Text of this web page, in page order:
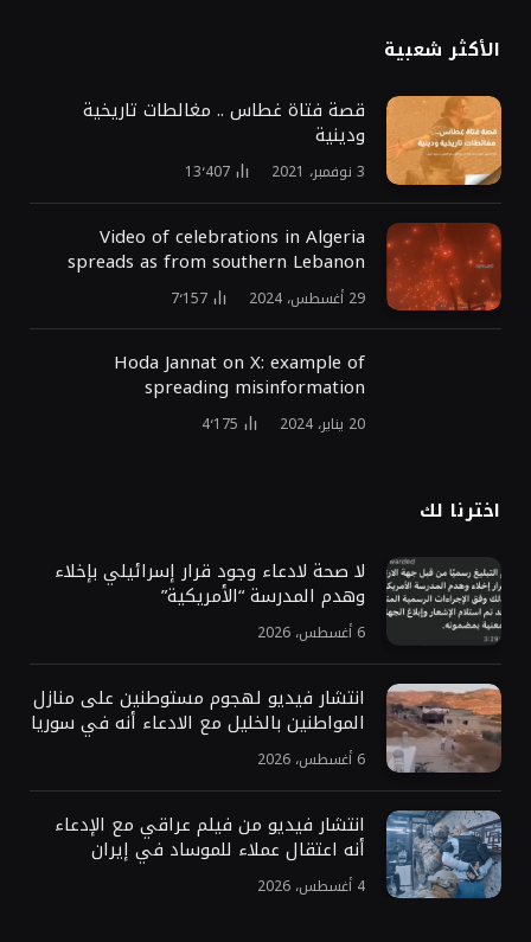
الأكثر شعبية
قصة فتاة غطاس .. مغالطات تاريخية
ودينية
3 نوفمبر، 2021 13٬407
Video of celebrations in Algeria
spreads as from southern Lebanon
29 أغسطس، 2024 7٬157
Hoda Jannat on X: example of
spreading misinformation
20 يناير، 2024 4٬175
اخترنا لك
لا صحة لادعاء وجود قرار إسرائيلي بإخلاء
وهدم المدرسة “الأمريكية”
6 أغسطس، 2026
انتشار فيديو لهجوم مستوطنين على منازل
المواطنين بالخليل مع الادعاء أنه في سوريا
6 أغسطس، 2026
انتشار فيديو من فيلم عراقي مع الإدعاء
أنه اعتقال عملاء للموساد في إيران
4 أغسطس، 2026